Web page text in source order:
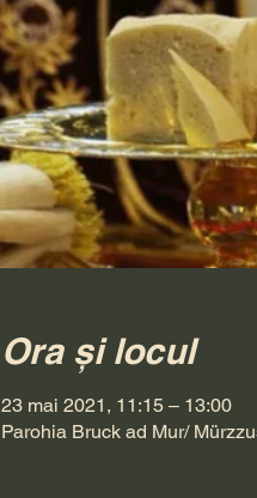
Ora și locul
23 mai 2021, 11:15 – 13:00
Parohia Bruck ad Mur/